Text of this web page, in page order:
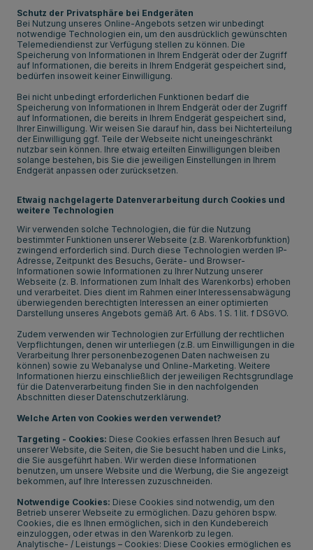
Schutz der Privatsphäre bei Endgeräten
Bei Nutzung unseres Online-Angebots setzen wir unbedingt
notwendige Technologien ein, um den ausdrücklich gewünschten
Telemediendienst zur Verfügung stellen zu können. Die
Speicherung von Informationen in Ihrem Endgerät oder der Zugriff
auf Informationen, die bereits in Ihrem Endgerät gespeichert sind,
bedürfen insoweit keiner Einwilligung.
Bei nicht unbedingt erforderlichen Funktionen bedarf die
Speicherung von Informationen in Ihrem Endgerät oder der Zugriff
auf Informationen, die bereits in Ihrem Endgerät gespeichert sind,
Ihrer Einwilligung. Wir weisen Sie darauf hin, dass bei Nichterteilung
der Einwilligung ggf. Teile der Webseite nicht uneingeschränkt
nutzbar sein können. Ihre etwaig erteilten Einwilligungen bleiben
solange bestehen, bis Sie die jeweiligen Einstellungen in Ihrem
Endgerät anpassen oder zurücksetzen.
Etwaig nachgelagerte Datenverarbeitung durch Cookies und
weitere Technologien
Wir verwenden solche Technologien, die für die Nutzung
bestimmter Funktionen unserer Webseite (z.B. Warenkorbfunktion)
zwingend erforderlich sind. Durch diese Technologien werden IP-
Adresse, Zeitpunkt des Besuchs, Geräte- und Browser-
Informationen sowie Informationen zu Ihrer Nutzung unserer
Webseite (z. B. Informationen zum Inhalt des Warenkorbs) erhoben
und verarbeitet. Dies dient im Rahmen einer Interessensabwägung
überwiegenden berechtigten Interessen an einer optimierten
Darstellung unseres Angebots gemäß Art. 6 Abs. 1 S. 1 lit. f DSGVO.
Zudem verwenden wir Technologien zur Erfüllung der rechtlichen
Verpflichtungen, denen wir unterliegen (z.B. um Einwilligungen in die
Verarbeitung Ihrer personenbezogenen Daten nachweisen zu
können) sowie zu Webanalyse und Online-Marketing. Weitere
Informationen hierzu einschließlich der jeweiligen Rechtsgrundlage
für die Datenverarbeitung finden Sie in den nachfolgenden
Abschnitten dieser Datenschutzerklärung.
Welche Arten von Cookies werden verwendet?
Targeting - Cookies: Diese Cookies erfassen Ihren Besuch auf
unserer Website, die Seiten, die Sie besucht haben und die Links,
die Sie ausgeführt haben. Wir werden diese Informationen
benutzen, um unsere Website und die Werbung, die Sie angezeigt
bekommen, auf Ihre Interessen zuzuschneiden.
Notwendige Cookies: Diese Cookies sind notwendig, um den
Betrieb unserer Webseite zu ermöglichen. Dazu gehören bspw.
Cookies, die es Ihnen ermöglichen, sich in den Kundebereich
einzuloggen, oder etwas in den Warenkorb zu legen.
Analytische- / Leistungs – Cookies: Diese Cookies ermöglichen es